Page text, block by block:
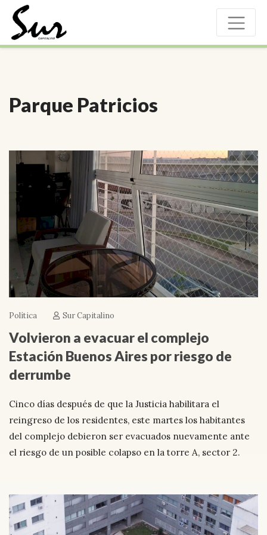
Parque Patricios
Política Sur Capitalino
Volvieron a evacuar el complejo
Estación Buenos Aires por riesgo de
derrumbe
Cinco días después de que la Justicia habilitara el
reingreso de los residentes, este martes los habitantes
del complejo debieron ser evacuados nuevamente ante
el riesgo de un posible colapso en la torre A, sector 2.